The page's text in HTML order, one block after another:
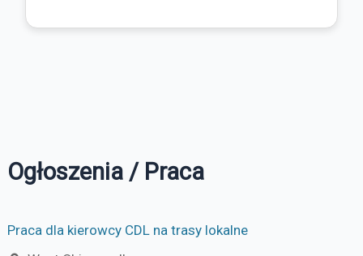
Ogłoszenia / Praca
Praca dla kierowcy CDL na trasy lokalne